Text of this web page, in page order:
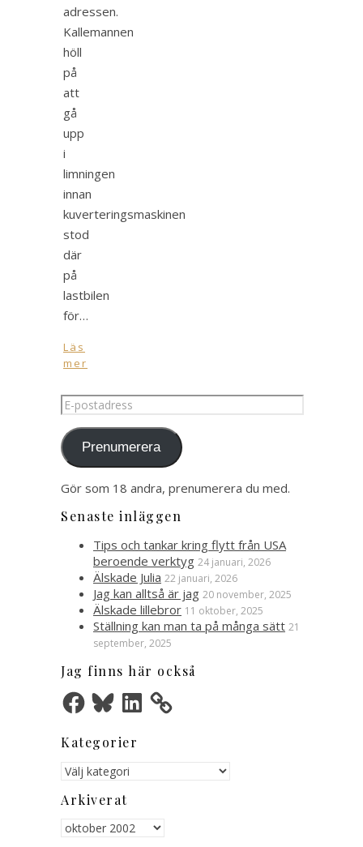
adressen.
Kallemannen
höll
på
att
gå
upp
i
limningen
innan
kuverteringsmaskinen
stod
där
på
lastbilen
för…
Läs
mer
E-
postadress
Prenumerera
Gör som 18 andra, prenumerera du med.
Senaste inläggen
Tips och tankar kring flytt från USA
beroende verktyg 24 januari, 2026
Älskade Julia 22 januari, 2026
Jag kan alltså är jag 20 november, 2025
Älskade lillebror 11 oktober, 2025
Ställning kan man ta på många sätt 21
september, 2025
Jag finns här också
FacebookBlueskyLinkedIn
Kategorier
Kategorier
Arkiverat
Arkiverat